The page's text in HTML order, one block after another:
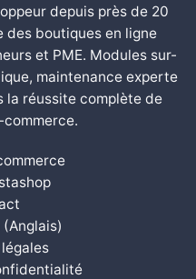
depuis près de 20
des boutiques en ligne
et PME. Modules sur-
maintenance experte
la réussite complète de
(Anglais)